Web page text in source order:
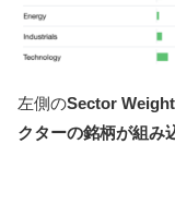
左側のSector
クターの銘柄が組み